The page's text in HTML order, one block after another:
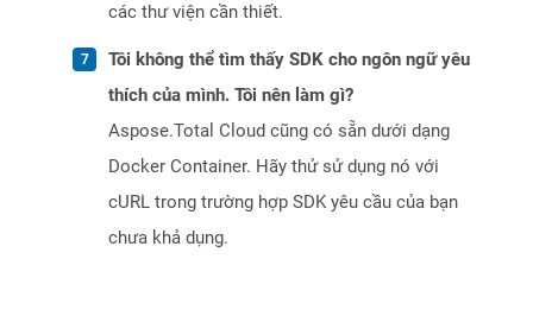
các thư viện cần thiết.
Tôi không thể tìm thấy SDK cho ngôn ngữ yêu
thích của mình. Tôi nên làm gì?
Aspose.Total Cloud cũng có sẵn dưới dạng
Docker Container. Hãy thử sử dụng nó với
cURL trong trường hợp SDK yêu cầu của bạn
chưa khả dụng.